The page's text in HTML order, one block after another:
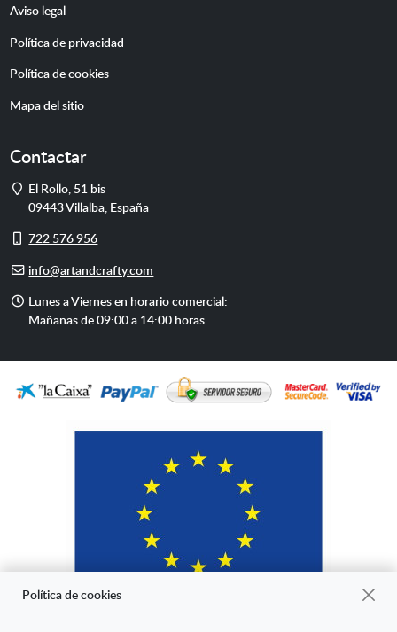
Aviso legal
Política de privacidad
Política de cookies
Mapa del sitio
Contactar
Dirección
El Rollo, 51 bis
09443Villalba España
Móvil
722 576 956
E-info@artandcrafty.com
Horario
de
Lunes a Viernes en horario comercial:
Mañanas de 09:00 a 14:00 horas.
Política de cookies